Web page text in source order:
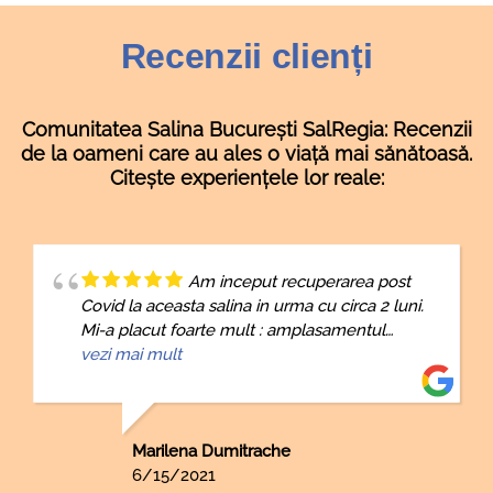
Recenzii clienți
Comunitatea Salina București SalRegia: Recenzii
de la oameni care au ales o viață mai sănătoasă.
Citește experiențele lor reale:
Am inceput recuperarea post
Covid la aceasta salina in urma cu circa 2 luni.
Mi-a placut foarte mult : amplasamentul
(central), programul (inclusiv faptul ca este
pregatirea profesionala a persoanei de la
receptie care mi-a indicat tot ce trebuie sa stiu
in legatura cu ședințele de salinoterapie,
muzica ambientala care te face sa te relaxezi,
vezi mai mult
Marilena Dumitrache
6/15/2021